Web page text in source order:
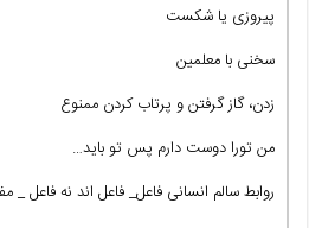
پیروزی یا شکست
سخنی با معلمین
زدن، گاز گرفتن و پرتاب کردن ممنوع
من تورا دوست دارم پس تو باید…
روابط سالم انسانی فاعل_ فاعل اند نه فاعل _